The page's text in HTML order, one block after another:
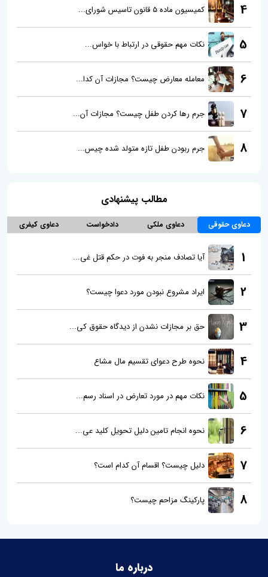
4 کمیسیون ماده 5 قانون تاسیس شورای...
5 نکات مهم حقوقی در ارتباط با خواس...
6 معامله معارض چیست؟ مجازات آن کدا...
7 جرم رها کردن طفل چیست؟ مجازات آن...
8 جرم ربودن طفل تازه متولد شده چیس...
مطالب پیشنهادی
دعاوی حقوقی دعاوی ملکی دادخواست دعاوی کیفری
1 آیا تصادف منجر به فوت در حکم قتل غی...
2 ایراد مشروع نبودن مورد دعوا چیست؟
3 حق بر مجازات نشدن از دیدگاه حقوق کی...
4 نحوه طرح دعوای تقسیم مال مشاع
5 نکات مهم در مورد تعارض در اسناد رسم...
6 نحوه انجام تامین دلیل تحویل کلید عی...
7 دلیل چیست؟ اقسام آن کدام است؟
8 پارکینگ مزاحم چیست؟
درباره ما